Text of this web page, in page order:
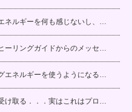
ネルギーを何も感じないし、…
ーリングガイドからのメッセ…
エネルギーを使うようになる…
け取る．．．実はこれはプロ…